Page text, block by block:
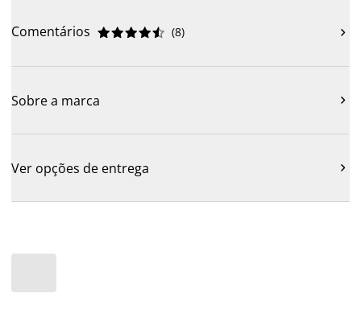
Comentários 




 (8) 
Sobre a marca 
Ver opções de entrega 